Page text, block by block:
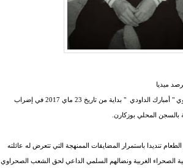
دخل السجين السياسي الصحراوي " أمبارك الداودي " بداية من تاريخ 23 ماي 2017 في إضراب
تنديدا باستمرار المضايقات الممنهجة التي تتعرض له عائلته
الصحراء الغربية ونضالهم السلمي الداعي لحق الشعب الصحراوي